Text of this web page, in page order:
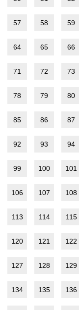
57 58 59
64 65 66
71 72 73
78 79 80
85 86 87
92 93 94
99 100 101
106 107 108
113 114 115
120 121 122
127 128 129
134 135 136